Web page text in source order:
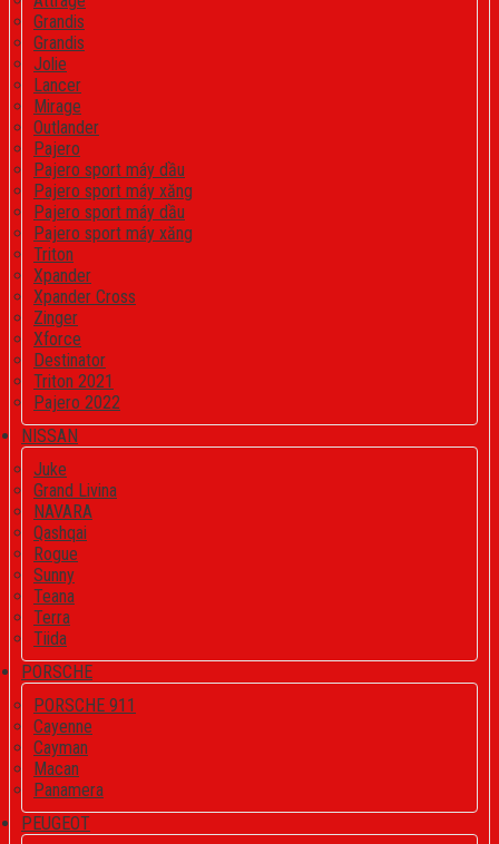
Grandis
Grandis
Jolie
Lancer
Mirage
Outlander
Pajero
Pajero sport máy dầu
Pajero sport máy xăng
Pajero sport máy dầu
Pajero sport máy xăng
Triton
Xpander
Xpander Cross
Zinger
Xforce
Destinator
Triton 2021
Pajero 2022
NISSAN
Juke
Grand Livina
NAVARA
Qashqai
Rogue
Sunny
Teana
Terra
Tiida
PORSCHE
PORSCHE 911
Cayenne
Cayman
Macan
Panamera
PEUGEOT